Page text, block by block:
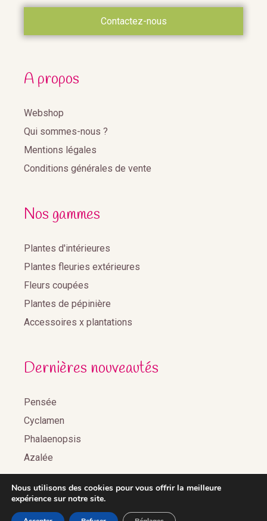
Contactez-nous
A propos
Webshop
Qui sommes-nous ?
Mentions légales
Conditions générales de vente
Nos gammes
Plantes d'intérieures
Plantes fleuries extérieures
Fleurs coupées
Plantes de pépinière
Accessoires x plantations
Dernières nouveautés
Pensée
Cyclamen
Phalaenopsis
Azalée
2020©Benoist Distribution •Réalisation Agence web
Nous utilisons des cookies pour vous offrir la meilleure
expérience sur notre site.